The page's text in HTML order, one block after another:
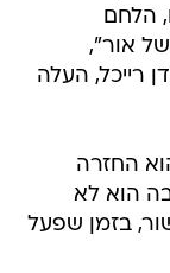
הלחם
אור",
רייכל, העלה
החזרה
הוא לא
בזמן שפעל